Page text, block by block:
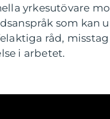
yrkesutövare
som kan
råd,
i arbetet.